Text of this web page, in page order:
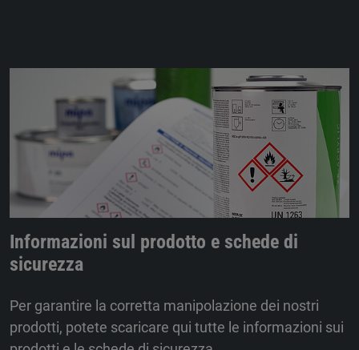
Informazioni sul prodotto e schede di
sicurezza
Per garantire la corretta manipolazione dei nostri
prodotti, potete scaricare qui tutte le informazioni sui